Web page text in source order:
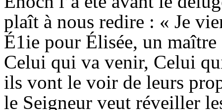
plaît à nous redire : « Je
É1ie pour Élisée, un
Celui qui va venir, Celui
ils vont le voir de leurs
le Seigneur veut réveiller